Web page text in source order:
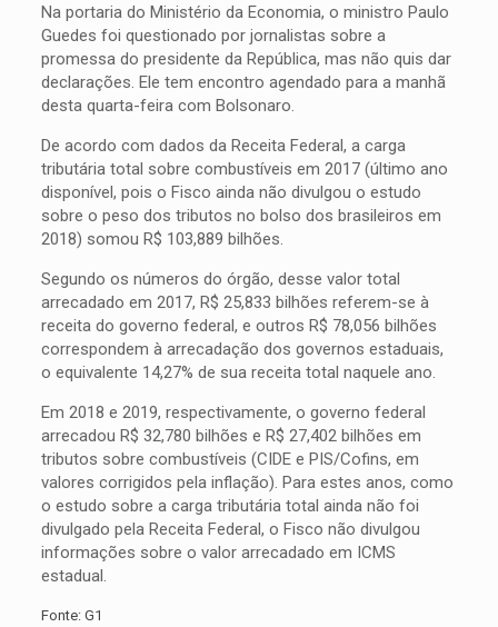
Na portaria do Ministério da Economia, o ministro Paulo
Guedes foi questionado por jornalistas sobre a
promessa do presidente da República, mas não quis dar
declarações. Ele tem encontro agendado para a manhã
desta quarta-feira com Bolsonaro.
De acordo com dados da Receita Federal, a carga
tributária total sobre combustíveis em 2017 (último ano
disponível, pois o Fisco ainda não divulgou o estudo
sobre o peso dos tributos no bolso dos brasileiros em
2018) somou R$ 103,889 bilhões.
Segundo os números do órgão, desse valor total
arrecadado em 2017, R$ 25,833 bilhões referem-se à
receita do governo federal, e outros R$ 78,056 bilhões
correspondem à arrecadação dos governos estaduais,
o equivalente 14,27% de sua receita total naquele ano.
Em 2018 e 2019, respectivamente, o governo federal
arrecadou R$ 32,780 bilhões e R$ 27,402 bilhões em
tributos sobre combustíveis (CIDE e PIS/Cofins, em
valores corrigidos pela inflação). Para estes anos, como
o estudo sobre a carga tributária total ainda não foi
divulgado pela Receita Federal, o Fisco não divulgou
informações sobre o valor arrecadado em ICMS
estadual.
Fonte: G1